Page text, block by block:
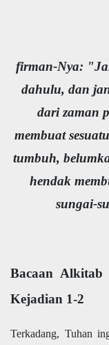
firman-Nya:
dahulu, dan
dari zaman
membuat
tumbuh,
hendak
sungai-
Bacaan
Kejadian 1-2
Terkadang, Tuhan